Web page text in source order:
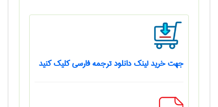
جهت خرید لینک دانلود ترجمه فارسی کلیک کنید